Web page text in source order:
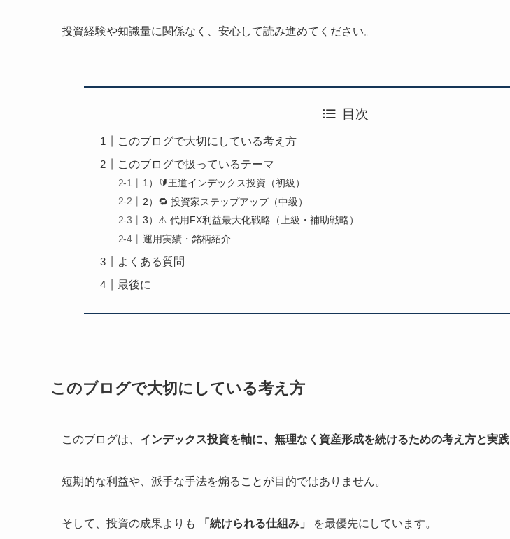
投資経験や知識量に関係なく、安心して読み進めてください。
目次
このブログで大切にしている考え方
このブログで扱っているテーマ
1）🔰王道インデックス投資（初級）
2）🔁 投資家ステップアップ（中級）
3）⚠ 代用FX利益最大化戦略（上級・補助戦略）
運用実績・銘柄紹介
よくある質問
最後に
このブログで大切にしている考え方
このブログは、 インデックス投資を軸に、無理なく資産形成を続けるための考え方と実践
短期的な利益や、派手な手法を煽ることが目的ではありません。
そして、投資の成果よりも 「続けられる仕組み」 を最優先にしています。